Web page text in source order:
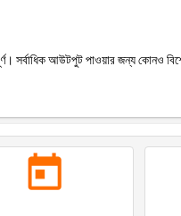
সর্বাধিক আউটপুট পাওয়ার জন্য কোনও